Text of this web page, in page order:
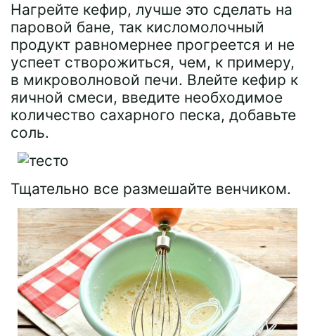
Нагрейте кефир, лучше это сделать на
паровой бане, так кисломолочный
продукт равномернее прогреется и не
успеет створожиться, чем, к примеру,
в микроволновой печи. Влейте кефир к
яичной смеси, введите необходимое
количество сахарного песка, добавьте
соль.
Тщательно все размешайте венчиком.